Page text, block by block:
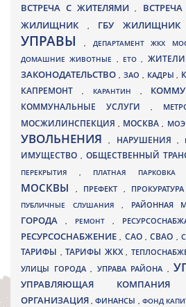
ВСТРЕЧА С ЖИТЕЛЯМИ,
ЖИЛИЩНИК
, ГБУ
УПРАВЫ, ДЕПАРТАМЕНТ ЖКХ
ДОМАШНИЕ ЖИВОТНЫЕ , ЕТО,
ЗАКОНОДАТЕЛЬСТВО , ЗАО , КАДРЫ,
КАПРЕМОНТ , КАРАНТИН ,
КОММУНАЛЬНЫЕ УСЛУГИ ,
МОСЖИЛИНСПЕКЦИЯ, МОСКВА ,
УВОЛЬНЕНИЯ, НАРУШЕНИЯ ,
ИМУЩЕСТВО , ОБЩЕСТВЕННЫЙ
ПЕРЕКРЫТИЯ , ПЛАТНАЯ ПАРКОВКА
МОСКВЫ
, ПРЕФЕКТ , ПРОКУРАТУРА
ПУБЛИЧНЫЕ СЛУШАНИЯ , РАЙОННАЯ
ГОРОДА
, РЕМОНТ ,
РЕСУРСОСНАБЖЕНИЕ, САО,СВАО ,
ТАРИФЫ , ТАРИФЫ ЖКХ ,
УЛИЦЫ ГОРОДА , УПРАВА РАЙОНА ,
УПРАВЛЯЮЩАЯ
ОРГАНИЗАЦИЯ,ФИНАНСЫ , ФОНД